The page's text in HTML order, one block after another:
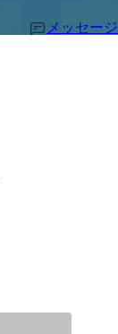
メッセージ